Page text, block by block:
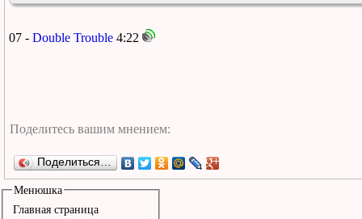
07 - Double Trouble 4:22
Поделиться…
Менюшка
Главная страница